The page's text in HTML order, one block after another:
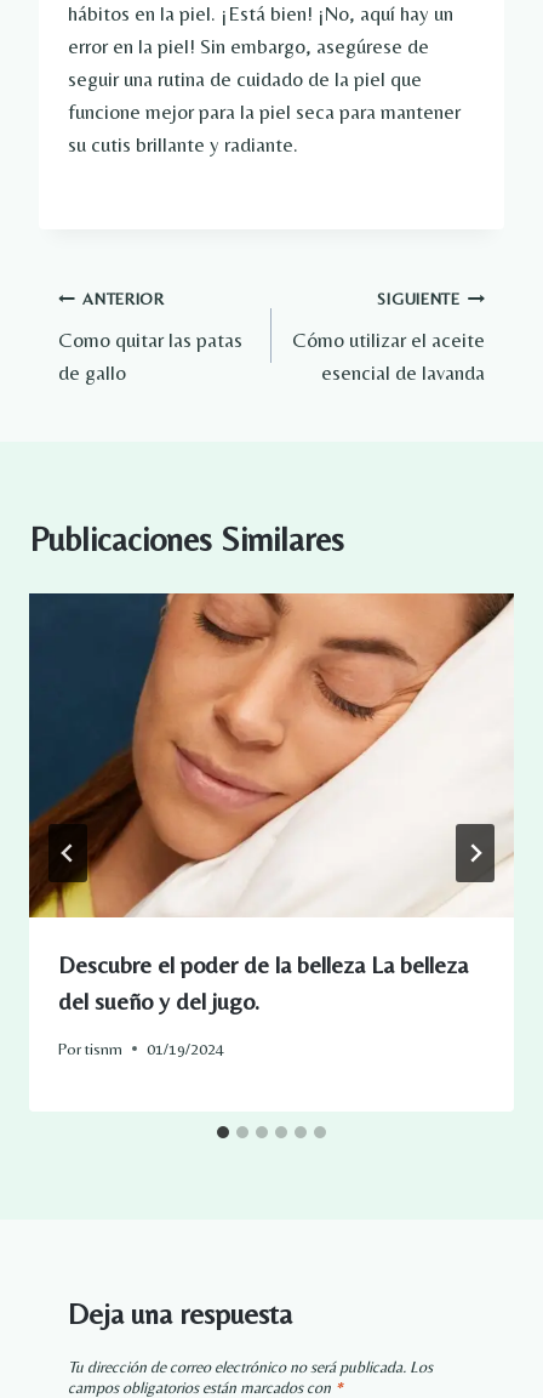
hábitos en la piel. ¡Está bien! ¡No, aquí hay un
error en la piel! Sin embargo, asegúrese de
seguir una rutina de cuidado de la piel que
funcione mejor para la piel seca para mantener
su cutis brillante y radiante.
Navegación
de
ANTERIOR
Como quitar las patas
de gallo
SIGUIENTE
Cómo utilizar el aceite
esencial de lavanda
Publicaciones Similares
Descubre el poder de la belleza La belleza
del sueño y del jugo.
Portisnm 01/19/2024
Deja una respuesta
Tu dirección de correo electrónico no será publicada. Los
campos obligatorios están marcados con *